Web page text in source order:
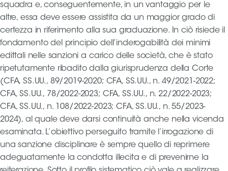
squadra e, conseguentemente, in un vantaggio per le
altre, essa deve essere assistita da un maggior grado di
certezza in riferimento alla sua graduazione. In ciò risiede il
fondamento del principio dell’inderogabilità dei minimi
edittali nelle sanzioni a carico delle società, che è stato
ripetutamente ribadito dalla giurisprudenza della Corte
(CFA, SS.UU., 89/2019-2020; CFA, SS.UU., n. 49/2021-2022;
CFA, SS.UU., 78/2022-2023; CFA, SS.UU., n. 22/2022-2023;
CFA, SS.UU., n. 108/2022-2023; CFA, SS.UU., n. 55/2023-
2024), al quale deve darsi continuità anche nella vicenda
esaminata. L’obiettivo perseguito tramite l’irrogazione di
una sanzione disciplinare è sempre quello di reprimere
adeguatamente la condotta illecita e di prevenirne la